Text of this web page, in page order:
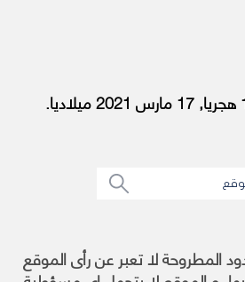
المطروحة لا تعبر عن رأى الموقع